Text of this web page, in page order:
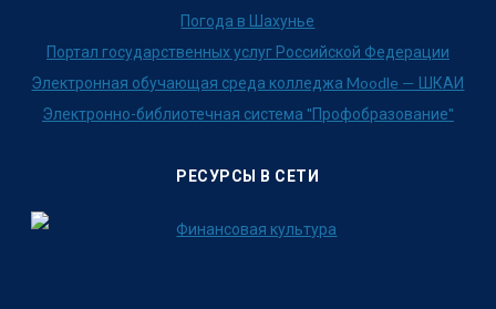
Погода в Шахунье
Портал государственных услуг Российской Федерации
Электронная обучающая среда колледжа Moodle — ШКАИ
Электронно-библиотечная система "Профобразование"
РЕСУРСЫ В СЕТИ